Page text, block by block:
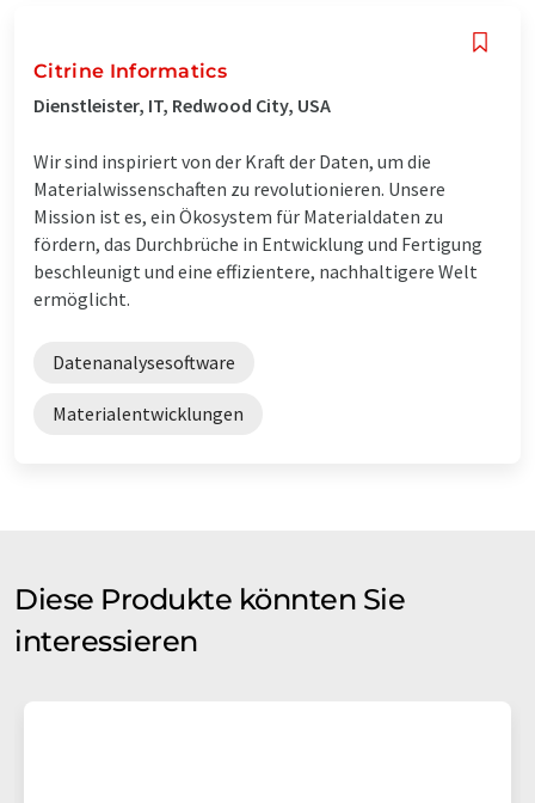
Citrine Informatics
Dienstleister, IT, Redwood City, USA
Wir sind inspiriert von der Kraft der Daten, um die
Materialwissenschaften zu revolutionieren. Unsere
Mission ist es, ein Ökosystem für Materialdaten zu
fördern, das Durchbrüche in Entwicklung und Fertigung
beschleunigt und eine effizientere, nachhaltigere Welt
ermöglicht.
Datenanalysesoftware
Materialentwicklungen
Diese Produkte könnten Sie
interessieren